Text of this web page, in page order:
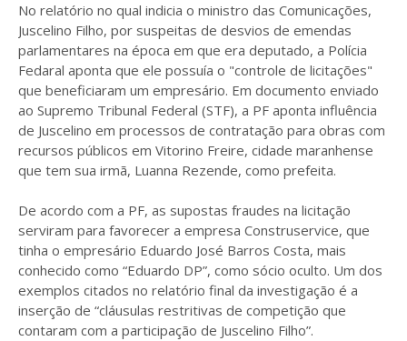
No relatório no qual indicia o ministro das Comunicações,
Juscelino Filho, por suspeitas de desvios de emendas
parlamentares na época em que era deputado, a Polícia
Fedaral aponta que ele possuía o "controle de licitações"
que beneficiaram um empresário. Em documento enviado
ao Supremo Tribunal Federal (STF), a PF aponta influência
de Juscelino em processos de contratação para obras com
recursos públicos em Vitorino Freire, cidade maranhense
que tem sua irmã, Luanna Rezende, como prefeita.
De acordo com a PF, as supostas fraudes na licitação
serviram para favorecer a empresa Construservice, que
tinha o empresário Eduardo José Barros Costa, mais
conhecido como “Eduardo DP”, como sócio oculto. Um dos
exemplos citados no relatório final da investigação é a
inserção de “cláusulas restritivas de competição que
contaram com a participação de Juscelino Filho”.